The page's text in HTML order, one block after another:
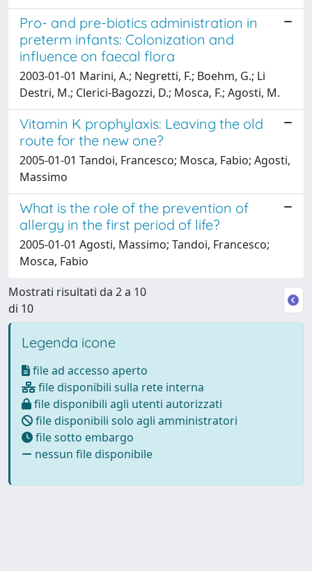
Pro- and pre-biotics administration in
preterm infants: Colonization and
influence on faecal flora
2003-01-01 Marini, A.; Negretti, F.; Boehm, G.; Li
Destri, M.; Clerici-Bagozzi, D.; Mosca, F.; Agosti, M.
Vitamin K prophylaxis: Leaving the old
route for the new one?
2005-01-01 Tandoi, Francesco; Mosca, Fabio; Agosti,
Massimo
What is the role of the prevention of
allergy in the first period of life?
2005-01-01 Agosti, Massimo; Tandoi, Francesco;
Mosca, Fabio
Mostrati risultati da 2 a 10
di 10
Legenda icone
file ad accesso aperto
file disponibili sulla rete interna
file disponibili agli utenti autorizzati
file disponibili solo agli amministratori
file sotto embargo
nessun file disponibile